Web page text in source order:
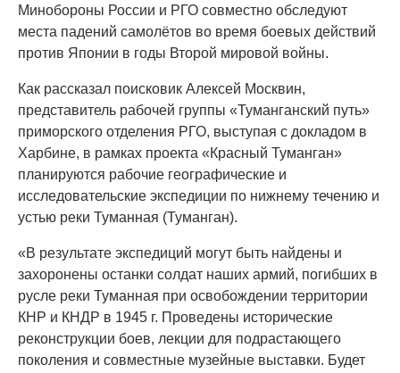
Минобороны России и РГО совместно обследуют
места падений самолётов во время боевых действий
против Японии в годы Второй мировой войны.
Как рассказал поисковик Алексей Москвин,
представитель рабочей группы «Туманганский путь»
приморского отделения РГО, выступая с докладом в
Харбине, в рамках проекта «Красный Туманган»
планируются рабочие географические и
исследовательские экспедиции по нижнему течению и
устью реки Туманная (Туманган).
«В результате экспедиций могут быть найдены и
захоронены останки солдат наших армий, погибших в
русле реки Туманная при освобождении территории
КНР и КНДР в 1945 г. Проведены исторические
реконструкции боев, лекции для подрастающего
поколения и совместные музейные выставки. Будет